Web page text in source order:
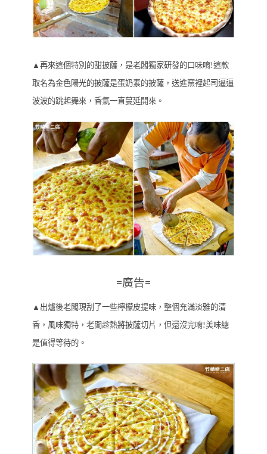
▲再來這個特別的甜披薩，是老闆獨家研發的口味唷!這款
取名為金色陽光的披薩是蛋奶素的披薩，送進窯裡起司逼逼
波波的跳起舞來，香氣一直蔓延開來。
=廣告=
▲出爐後老闆現刮了一些檸檬皮提味，整個充滿淡雅的清
香，風味獨特，老闆趁熱將披薩切片，但還沒完唷!美味總
是值得等待的。